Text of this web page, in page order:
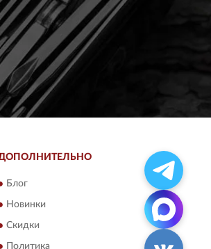
Блог
Новинки
Скидки
Политика